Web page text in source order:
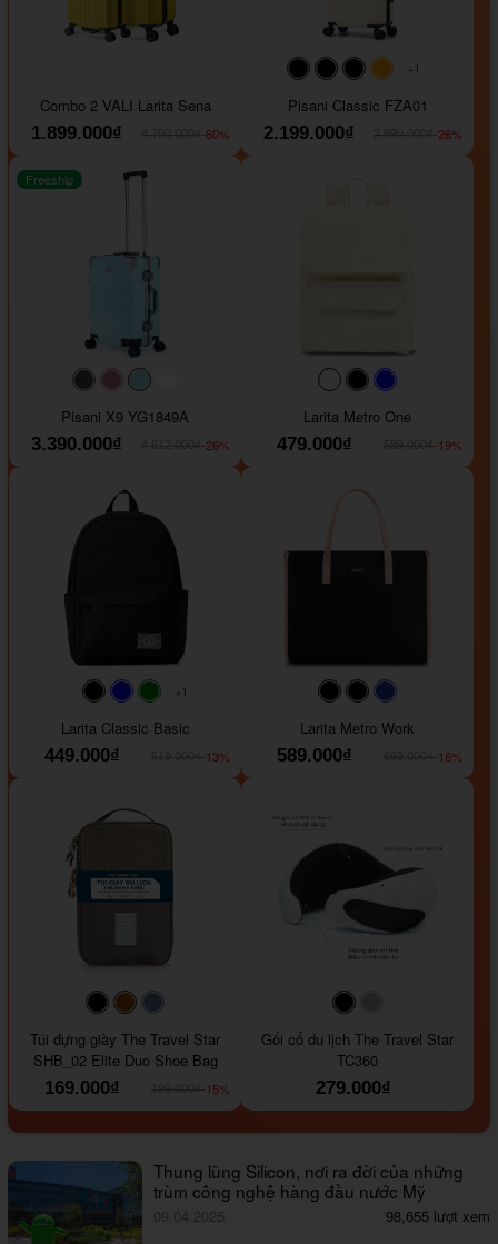
Combo 2 VALI Larita Sena
1.899.000₫
-60%
#000000#000000
#000000
#ffa500
+1
Pisani Classic FZA01
2.199.000₫
-26%
#40454a#b76e79
#9ad8e7
Freeship
Pisani X9 YG1849A
3.390.000₫
-26%
#faf0e6#000000
Larita Metro One
479.000₫
-19%
#faf0e6
#000000#0000FF#008000
+1
Larita Classic Basic
449.000₫
-13%
#000000#000000
Larita Metro Work
589.000₫
-16%
#000000#964B00
Túi đựng giày The Travel Star
SHB_02 Elite Duo Shoe Bag
169.000₫
-15%
#000000
Gối cổ du lịch The Travel Star
TC360
279.000₫
Thung lũng Silicon, nơi ra đời của những
trùm công nghệ hàng đầu nước Mỹ
09.04.2025 98,655 lượt xem